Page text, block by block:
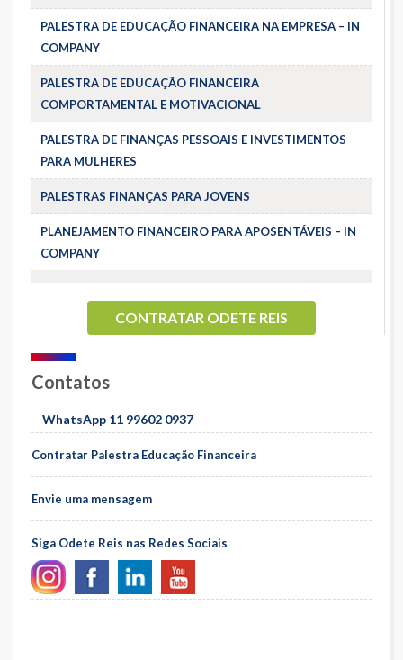
PALESTRA DE EDUCAÇÃO FINANCEIRA NA EMPRESA – IN
COMPANY
PALESTRA DE EDUCAÇÃO FINANCEIRA
COMPORTAMENTAL E MOTIVACIONAL
PALESTRA DE FINANÇAS PESSOAIS E INVESTIMENTOS
PARA MULHERES
PALESTRAS FINANÇAS PARA JOVENS
PLANEJAMENTO FINANCEIRO PARA APOSENTÁVEIS – IN
COMPANY
CONTRATAR ODETE REIS
Contatos
WhatsApp 11 99602 0937
Contratar Palestra Educação Financeira
Envie uma mensagem
Siga Odete Reis nas Redes Sociais